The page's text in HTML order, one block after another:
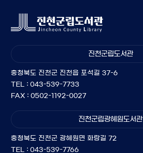
진천군립도서관
충청북도 진천군 진천읍 포석길 37-6
TEL : 043-539-7733
FAX : 0502-1192-0027
진천군립광혜원도서관
충청북도 진천군 광혜원면 화랑길 72
TEL : 043-539-7766